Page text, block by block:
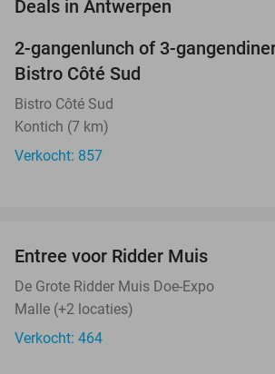
Deals in Antwerpen
2-gangenlunch of 3-
Bistro Côté Sud
Bistro Côté Sud
Kontich (7 km)
Verkocht: 857
Entree voor Ridder Muis
De Grote Ridder Muis Doe-Expo
Malle (+2 locaties)
Verkocht: 464